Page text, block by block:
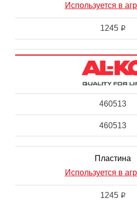
Используется в
1245 i
460513
460513
Пластина
Используется в
1245 i